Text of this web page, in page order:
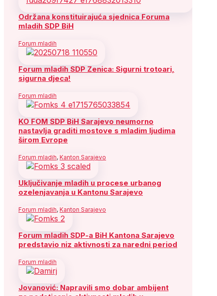
Održana konstituirajuća sjednica Foruma
mladih SDP BiH
Forum mladih
Forum mladih SDP Zenica: Sigurni trotoari,
sigurna djeca!
Forum mladih
KO FOM SDP BiH Sarajevo neumorno
nastavlja graditi mostove s mladim ljudima
širom Evrope
Forum mladih, Kanton Sarajevo
Uključivanje mladih u procese urbanog
ozelenjavanja u Kantonu Sarajevo
Forum mladih, Kanton Sarajevo
Forum mladih SDP-a BiH Kantona Sarajevo
predstavio niz aktivnosti za naredni period
Forum mladih
Jovanović: Napravili smo dobar ambijent